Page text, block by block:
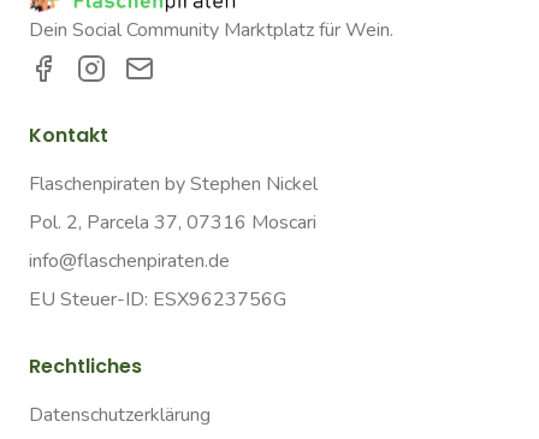
Dein Social Community Marktplatz für Wein.
Kontakt
Flaschenpiraten by Stephen Nickel
Pol. 2, Parcela 37, 07316 Moscari
info@flaschenpiraten.de
EU Steuer-ID: ESX9623756G
Rechtliches
Datenschutzerklärung